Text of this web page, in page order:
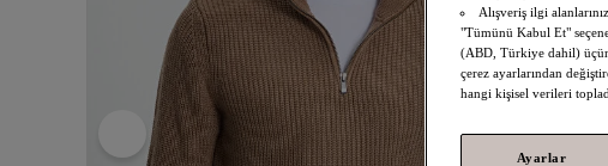
Alışveriş ilgi
"Tümünü Kabul Et"
(ABD, Türkiye dahil)
çerez ayarlarından
hangi kişisel verileri
Ayarlar